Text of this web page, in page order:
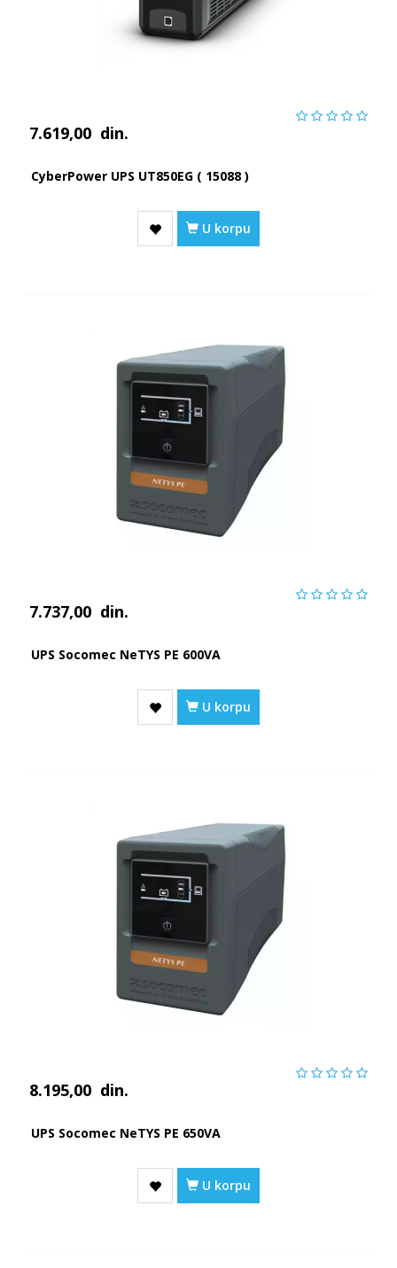
7.619,00 din.
CyberPower UPS UT850EG ( 15088 )
U korpu
7.737,00 din.
UPS Socomec NeTYS PE 600VA
U korpu
8.195,00 din.
UPS Socomec NeTYS PE 650VA
U korpu